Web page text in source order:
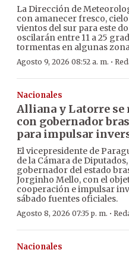
La Dirección de
con amanecer fresco,
vientos del sur para este
oscilarán entre 11 a 25
tormentas en algunas
Agosto 9, 2026 08:52 a. m. ·
Nacionales
Alliana y Latorre se
con gobernador
para impulsar
El vicepresidente de
de la Cámara de
gobernador del estado
Jorginho Mello, con el
cooperación e impulsar
sábado fuentes oficiales.
Agosto 8, 2026 07:35 p. m. ·
Nacionales